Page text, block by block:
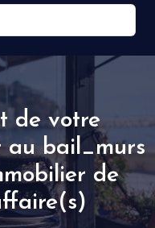
navigation
de votre
au bail_murs
de